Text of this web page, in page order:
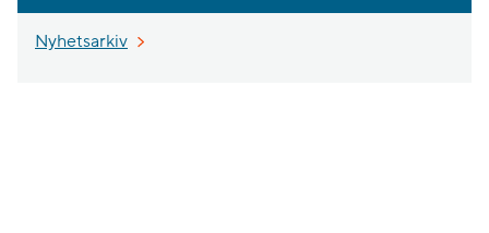
Nyhetsarkiv